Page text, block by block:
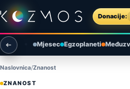
Preskoči na sadržaj
Donacije:
Otvori izbornik
Otvori pretragu
Mjesec Egzoplaneti
Naslovnica Znanost
ZNANOST